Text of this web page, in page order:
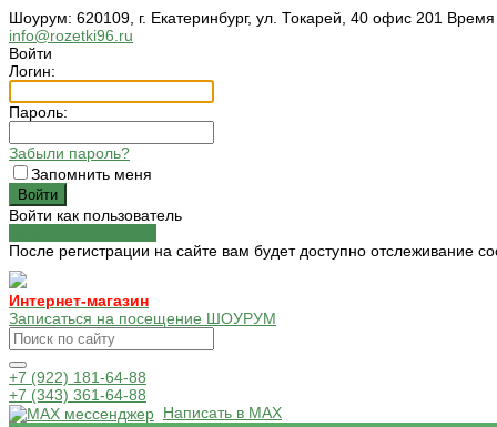
Шоурум: 620109, г. Екатеринбург, ул. Токарей, 40 офис 201
info@rozetki96.ru
Войти
Логин:
Пароль:
Забыли пароль?
Запомнить меня
Войти как пользователь
После регистрации на сайте вам будет доступно отслеживание
Интернет-магазин
Записаться на посещение ШОУРУМ
+7 (922) 181-64-88
+7 (343) 361-64-88
Написать в MAX